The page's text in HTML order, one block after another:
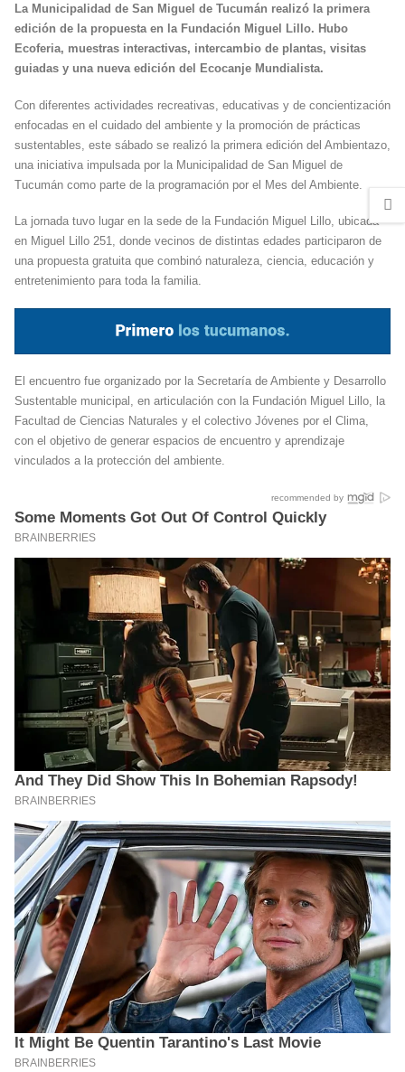
La Municipalidad de San Miguel de Tucumán realizó la primera
edición de la propuesta en la Fundación Miguel Lillo. Hubo
Ecoferia, muestras interactivas, intercambio de plantas, visitas
guiadas y una nueva edición del Ecocanje Mundialista.
Con diferentes actividades recreativas, educativas y de concientización
enfocadas en el cuidado del ambiente y la promoción de prácticas
sustentables, este sábado se realizó la primera edición del Ambientazo,
una iniciativa impulsada por la Municipalidad de San Miguel de
Tucumán como parte de la programación por el Mes del Ambiente.
La jornada tuvo lugar en la sede de la Fundación Miguel Lillo, ubicada
en Miguel Lillo 251, donde vecinos de distintas edades participaron de
una propuesta gratuita que combinó naturaleza, ciencia, educación y
entretenimiento para toda la familia.
El encuentro fue organizado por la Secretaría de Ambiente y Desarrollo
Sustentable municipal, en articulación con la Fundación Miguel Lillo, la
Facultad de Ciencias Naturales y el colectivo Jóvenes por el Clima,
con el objetivo de generar espacios de encuentro y aprendizaje
vinculados a la protección del ambiente.